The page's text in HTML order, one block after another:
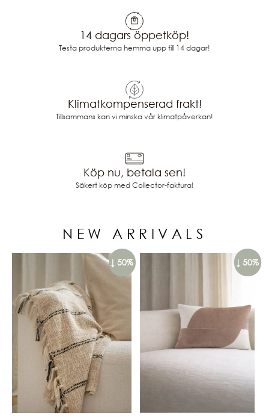
14 dagars öppetköp!
Testa produkterna hemma upp till 14 dagar!
Klimatkompenserad frakt!
Tillsammans kan vi minska vår klimatpåverkan!
Köp nu, betala sen!
Säkert köp med Collector-faktura!
NEW ARRIVALS
↓ 50% ↓ 50%